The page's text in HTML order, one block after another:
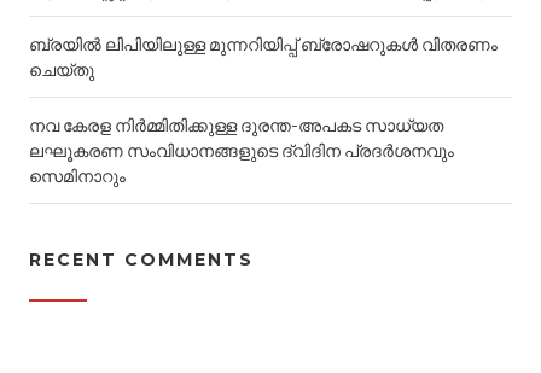
ബ്രയിൽ ലിപിയിലുള്ള മുന്നറിയിപ്പ് ബ്രോഷറുകൾ വിതരണം
ചെയ്തു
നവ കേരള നിർമ്മിതിക്കുള്ള ദുരന്ത-അപകട സാധ്യത
ലഘൂകരണ സംവിധാനങ്ങളുടെ ദ്വിദിന പ്രദർശനവും
സെമിനാറും
RECENT COMMENTS